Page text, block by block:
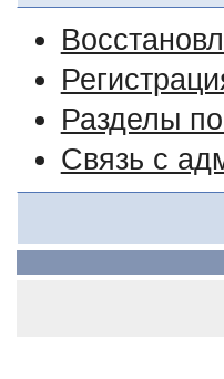
Разделы
Связь с